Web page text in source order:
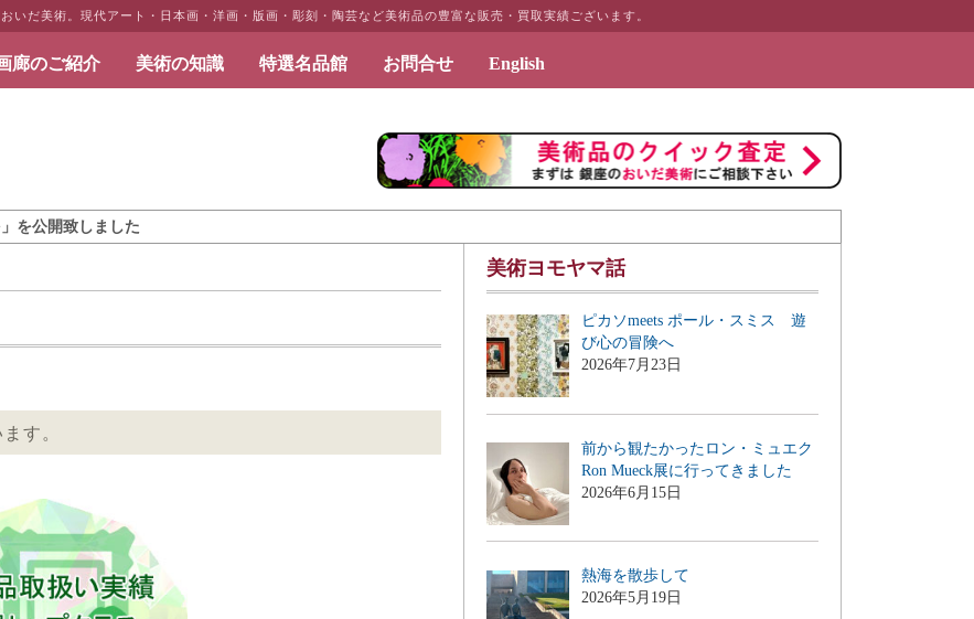
いだ美術。現代アート・日本画・洋画・版画・彫刻・陶芸など美術品の豊富な販売・買取実績ございます。
廊のご紹介 美術の知識 特選名品館 お問合せ English
術
ました
す。
美術ヨモヤマ話
ピカソmeets ポール・スミス 遊
び心の冒険へ
2026年7月23日
前から観たかったロン・ミュエク
Ron Mueck展に行ってきました
2026年6月15日
熱海を散歩して
2026年5月19日